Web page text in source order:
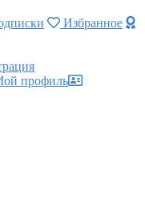
Избранное
профиль